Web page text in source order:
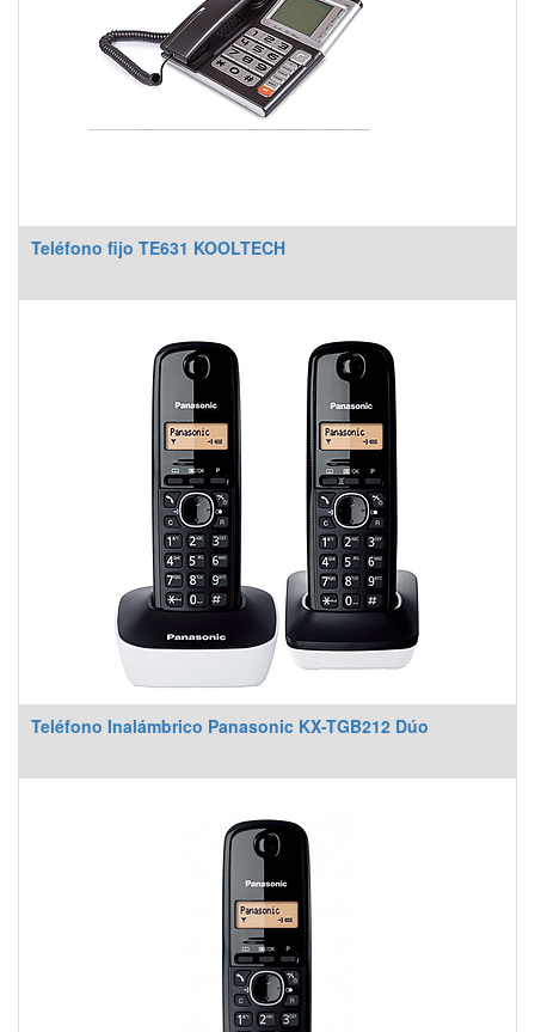
Teléfono fijo TE631 KOOLTECH
Teléfono Inalámbrico Panasonic KX-TGB212 Dúo